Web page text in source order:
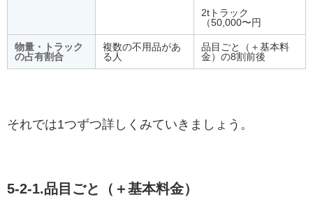
2tトラック
（50,000〜円
物量・トラック
の占有割合
複数の不用品があ
る人
品目ごと（＋基本料
金）の8割前後
それでは1つずつ詳しくみていきましょう。
5-2-1.品目ごと（＋基本料金）